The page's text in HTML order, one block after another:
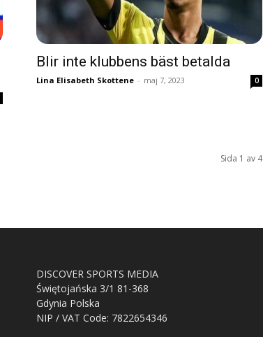
Blir inte klubbens bäst betalda
Lina Elisabeth Skottene - maj 7, 2023 0
Sida 1 av 4
DISCOVER SPORTS MEDIA
Świętojańska 3/1 81-368
Gdynia Polska
NIP / VAT Code: 7822654346